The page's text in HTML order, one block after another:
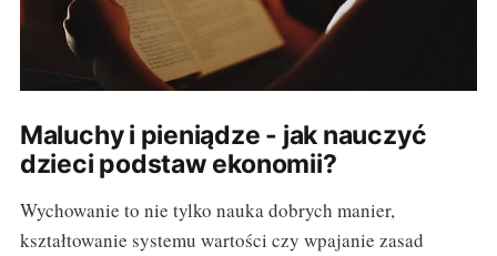
Maluchy i pieniądze - jak nauczyć
dzieci podstaw ekonomii?
Wychowanie to nie tylko nauka dobrych manier,
kształtowanie systemu wartości czy wpajanie zasad